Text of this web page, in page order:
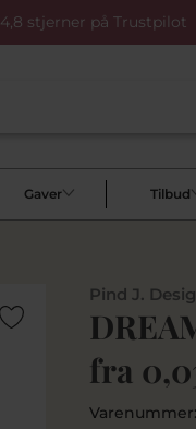
4,8 stjerner på Trustpilot
Gaver Tilbud
Pind J.
fra
Varenummer: